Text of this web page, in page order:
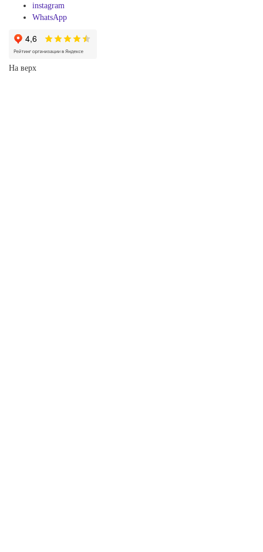
instagram
WhatsApp
На верх